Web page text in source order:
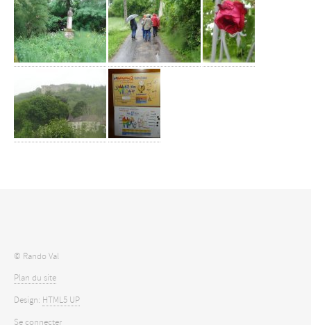
© Rando Val
Plan du site
Design: HTML5 UP
Se connecter